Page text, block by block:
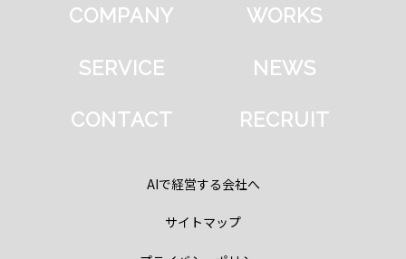
COMPANY WORKS
SERVICE NEWS
CONTACT RECRUIT
AIで経営する会社へ
サイトマップ